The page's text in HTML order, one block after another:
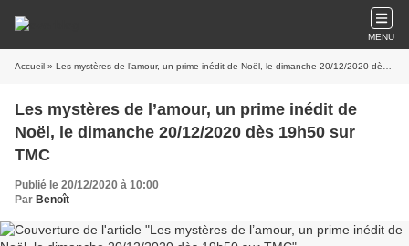
MENU
Accueil » Les mystères de l’amour, un prime inédit de Noël, le dimanche 20/12/2020 dès 19h50 sur TMC
Les mystères de l’amour, un prime inédit de
Noël, le dimanche 20/12/2020 dès 19h50 sur
TMC
Publié le 20/12/2020 à 10:00
Par Benoît